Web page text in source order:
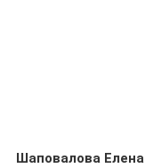
Шаповалова Елена